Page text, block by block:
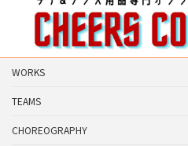
WORKS
TEAMS
CHOREOGRAPHY